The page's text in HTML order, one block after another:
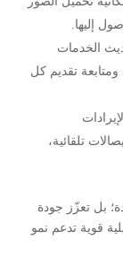
إليها.
الخدمات
تقديم كل
تلقائية،
بل تعزّز جودة
قوية تدعم نمو